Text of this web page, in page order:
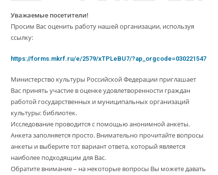
Уважаемые посетители!
Просим Вас оценить работу нашей организации, используя
ссылку:
https://forms.mkrf.ru/e/2579/xTPLeBU7/?ap_orgcode=030221547
Министерство культуры Российской Федерации приглашает
Вас принять участие в оценке удовлетворенности граждан
работой государственных и муниципальных организаций
культуры: библиотек.
Исследование проводится с помощью анонимной анкеты.
Анкета заполняется просто. Внимательно прочитайте вопросы
анкеты и выберите тот вариант ответа, который является
наиболее подходящим для Вас.
Обратите внимание – на некоторые вопросы Вы можете давать